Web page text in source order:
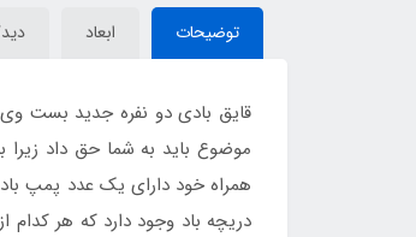
توضیحات ابعاد
قایق بادی دو نفره جدید بست
موضوع باید به شما حق داد زیرا
همراه خود دارای یک عدد پمپ باد
دریچه باد وجود دارد که هر